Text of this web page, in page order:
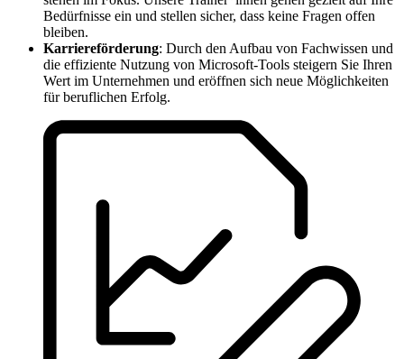
Bedürfnisse ein und stellen sicher, dass keine Fragen offen
bleiben.
Karriereförderung: Durch den Aufbau von Fachwissen und
die effiziente Nutzung von Microsoft-Tools steigern Sie Ihren
Wert im Unternehmen und eröffnen sich neue Möglichkeiten
für beruflichen Erfolg.